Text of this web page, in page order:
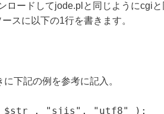
ロードしてjode.plと同じようにcgi
スに以下の1行を書きます。
下記の例を参考に記入。
$str , "sjis", "utf8" );